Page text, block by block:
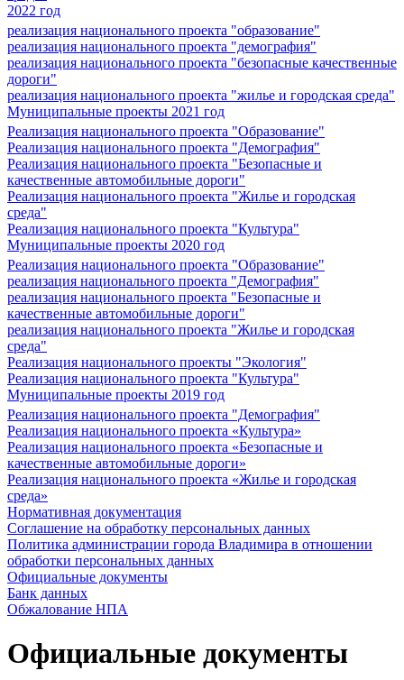
2022 год
реализация национального проекта "образование"
реализация национального проекта "демография"
реализация национального проекта "безопасные качественные
дороги"
реализация национального проекта "жилье и городская среда"
Муниципальные проекты 2021 год
Реализация национального проекта "Образование"
Реализация национального проекта "Демография"
Реализация национального проекта "Безопасные и
качественные автомобильные дороги"
Реализация национального проекта "Жилье и городская
среда"
Реализация национального проекта "Культура"
Муниципальные проекты 2020 год
Реализация национального проекта "Образование"
реализация национального проекта "Демография"
реализация национального проекта "Безопасные и
качественные автомобильные дороги"
реализация национального проекта "Жилье и городская
среда"
Реализация национального проекты "Экология"
Реализация национального проекта "Культура"
Муниципальные проекты 2019 год
Реализация национального проекта "Демография"
Реализация национального проекта «Культура»
Реализация национального проекта «Безопасные и
качественные автомобильные дороги»
Реализация национального проекта «Жилье и городская
среда»
Нормативная документация
Соглашение на обработку персональных данных
Политика администрации города Владимира в отношении
обработки персональных данных
Официальные документы
Банк данных
Обжалование НПА
Официальные документы